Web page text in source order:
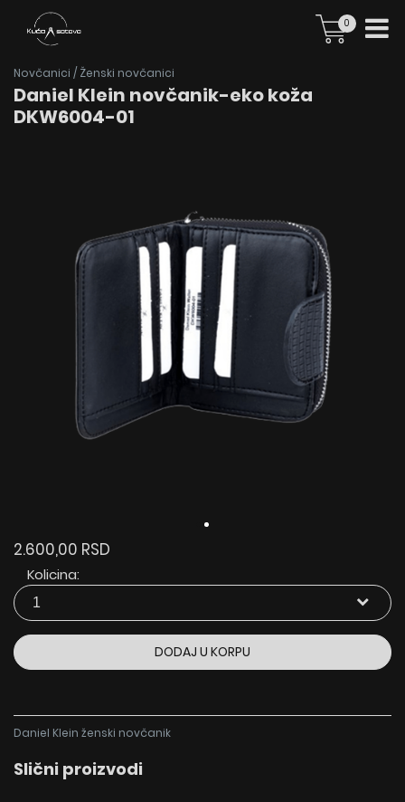
0
Novčanici / Ženski novčanici
Daniel Klein novčanik-eko koža
DKW6004-01
2.600,00 RSD
Kolicina:
DODAJ U KORPU
Daniel Klein ženski novčanik
Slični proizvodi